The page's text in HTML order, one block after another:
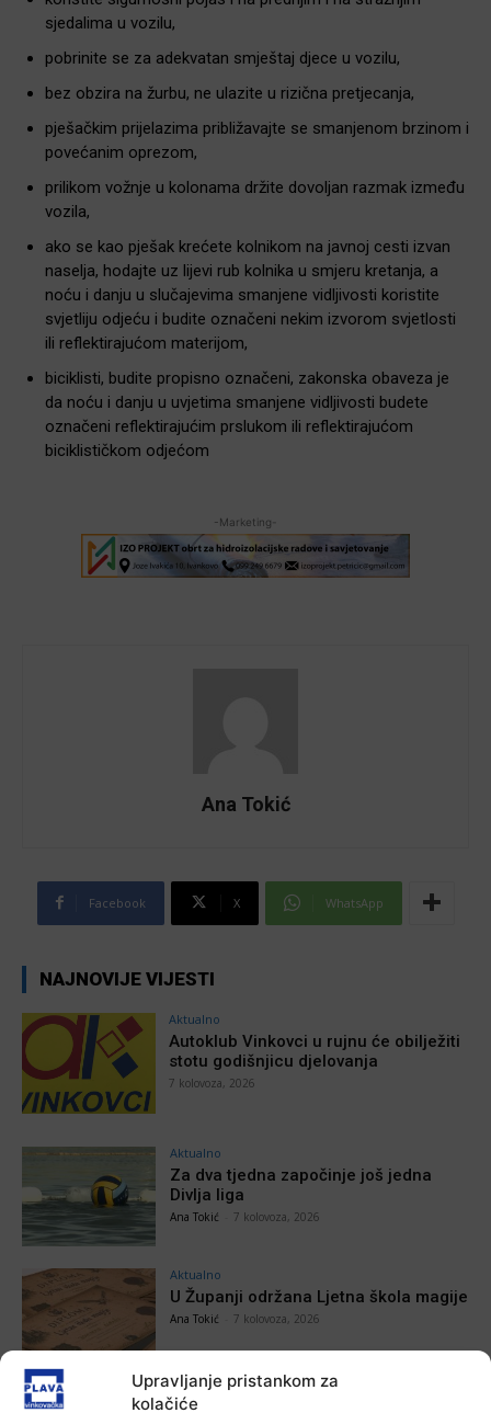
Upravljanje pristankom za
kolačiće
sjedalima u vozilu,
pobrinite se za adekvatan smještaj djece u vozilu,
bez obzira na žurbu, ne ulazite u rizična pretjecanja,
pješačkim prijelazima približavajte se smanjenom brzinom i
povećanim oprezom,
prilikom vožnje u kolonama držite dovoljan razmak između
vozila,
ako se kao pješak krećete kolnikom na javnoj cesti izvan
naselja, hodajte uz lijevi rub kolnika u smjeru kretanja, a
noću i danju u slučajevima smanjene vidljivosti koristite
svjetliju odjeću i budite označeni nekim izvorom svjetlosti
ili reflektirajućom materijom,
biciklisti, budite propisno označeni, zakonska obaveza je
da noću i danju u uvjetima smanjene vidljivosti budete
označeni reflektirajućim prslukom ili reflektirajućom
biciklističkom odjećom
-Marketing-
Ana Tokić
Facebook X WhatsApp
NAJNOVIJE VIJESTI
Aktualno
Autoklub Vinkovci u rujnu će obilježiti
stotu godišnjicu djelovanja
7 kolovoza, 2026
Aktualno
Za dva tjedna započinje još jedna
Divlja liga
Ana Tokić 7 kolovoza, 2026
Aktualno
U Županji održana Ljetna škola magije
Ana Tokić 7 kolovoza, 2026
Aktualno